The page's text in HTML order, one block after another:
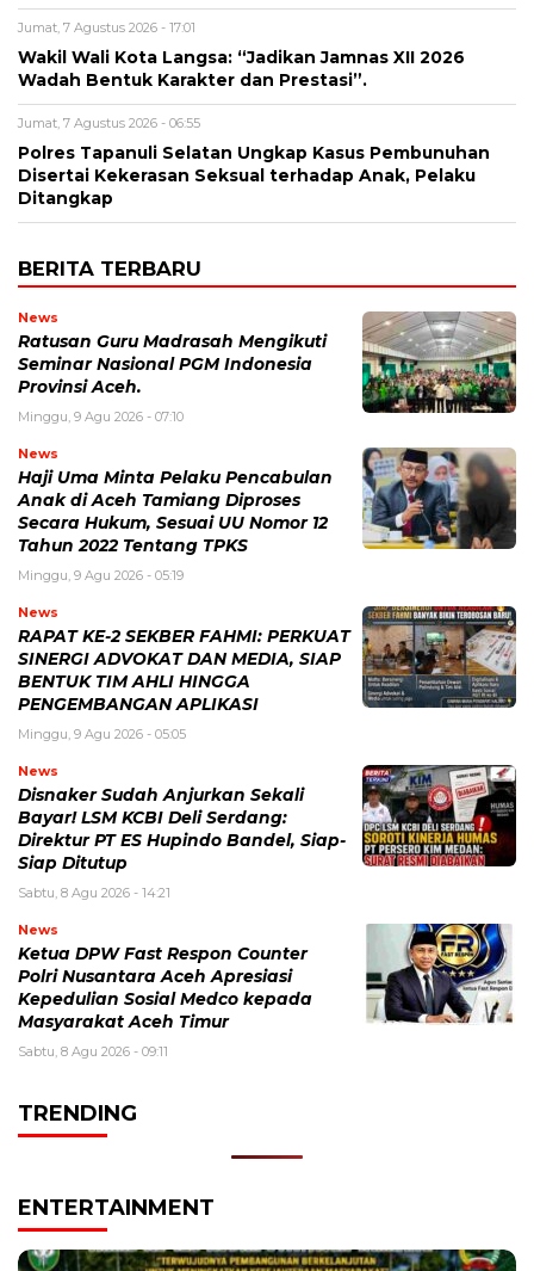
Jumat, 7 Agustus 2026 - 17:01
Wakil Wali Kota Langsa: “Jadikan Jamnas XII 2026
Wadah Bentuk Karakter dan Prestasi”.
Jumat, 7 Agustus 2026 - 06:55
Polres Tapanuli Selatan Ungkap Kasus Pembunuhan
Disertai Kekerasan Seksual terhadap Anak, Pelaku
Ditangkap
BERITA TERBARU
News
Ratusan Guru Madrasah Mengikuti
Seminar Nasional PGM Indonesia
Provinsi Aceh.
Minggu, 9 Agu 2026 - 07:10
News
Haji Uma Minta Pelaku Pencabulan
Anak di Aceh Tamiang Diproses
Secara Hukum, Sesuai UU Nomor 12
Tahun 2022 Tentang TPKS
Minggu, 9 Agu 2026 - 05:19
News
RAPAT KE-2 SEKBER FAHMI: PERKUAT
SINERGI ADVOKAT DAN MEDIA, SIAP
BENTUK TIM AHLI HINGGA
PENGEMBANGAN APLIKASI
Minggu, 9 Agu 2026 - 05:05
News
Disnaker Sudah Anjurkan Sekali
Bayar! LSM KCBI Deli Serdang:
Direktur PT ES Hupindo Bandel, Siap-
Siap Ditutup
Sabtu, 8 Agu 2026 - 14:21
News
Ketua DPW Fast Respon Counter
Polri Nusantara Aceh Apresiasi
Kepedulian Sosial Medco kepada
Masyarakat Aceh Timur
Sabtu, 8 Agu 2026 - 09:11
TRENDING
ENTERTAINMENT